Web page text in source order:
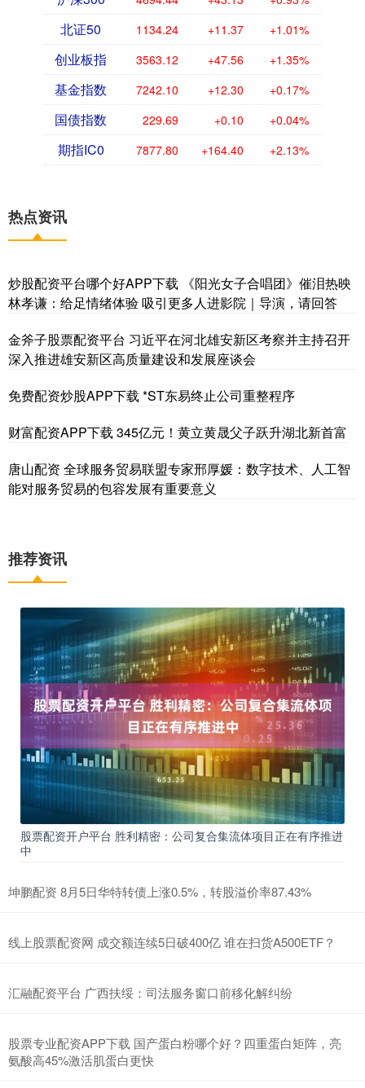
北证50 1134.24 +11.37 +1.01%
创业板指 3563.12 +47.56 +1.35%
基金指数 7242.10 +12.30 +0.17%
国债指数 229.69 +0.10 +0.04%
期指IC0 7877.80 +164.40 +2.13%
热点资讯
炒股配资平台哪个好APP下载 《阳光女子合唱团》催泪热映
林孝谦：给足情绪体验 吸引更多人进影院｜导演，请回答
金斧子股票配资平台 习近平在河北雄安新区考察并主持召开
深入推进雄安新区高质量建设和发展座谈会
免费配资炒股APP下载 *ST东易终止公司重整程序
财富配资APP下载 345亿元！黄立黄晟父子跃升湖北新首富
唐山配资 全球服务贸易联盟专家邢厚媛：数字技术、人工智
能对服务贸易的包容发展有重要意义
推荐资讯
股票配资开户平台 胜利精密：公司复合集流体项目正在有序推进
中
坤鹏配资 8月5日华特转债上涨0.5%，转股溢价率87.43%
线上股票配资网 成交额连续5日破400亿 谁在扫货A500ETF？
汇融配资平台 广西扶绥：司法服务窗口前移化解纠纷
股票专业配资APP下载 国产蛋白粉哪个好？四重蛋白矩阵，亮
氨酸高45%激活肌蛋白更快